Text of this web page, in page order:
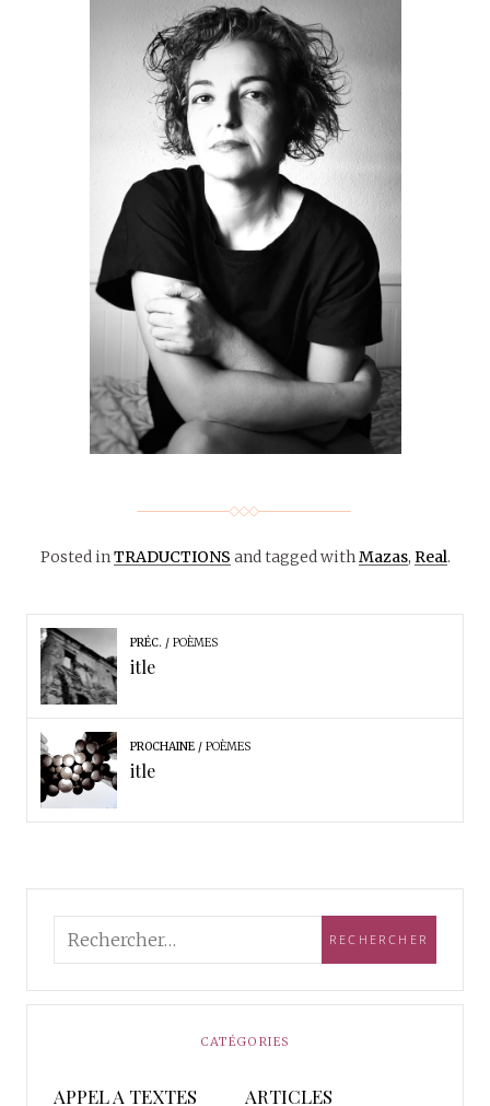
Posted inTRADUCTIONS and tagged withMazas, Real.
PRÉC. POÈMES
itle
PROCHAINE POÈMES
itle
CATÉGORIES
APPEL A TEXTES ARTICLES